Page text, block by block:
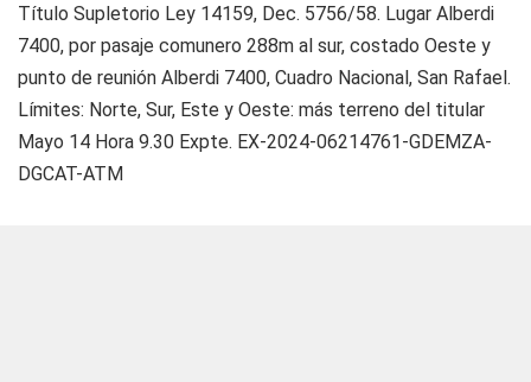
Título Supletorio Ley 14159, Dec. 5756/58. Lugar Alberdi
7400, por pasaje comunero 288m al sur, costado Oeste y
punto de reunión Alberdi 7400, Cuadro Nacional, San Rafael.
Límites: Norte, Sur, Este y Oeste: más terreno del titular
Mayo 14 Hora 9.30 Expte. EX-2024-06214761-GDEMZA-
DGCAT-ATM